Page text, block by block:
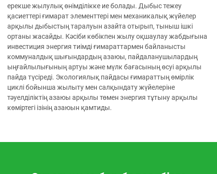
ерекше жылулық өнімділікке ие болады. Дыбыс тежеу
қасиеттері ғимарат элементтері мен механикалық жүйелер
арқылы дыбыстың таралуын азайта отырып, тыныш ішкі
ортаны жасайды. Кәсіби көбікпен жылу оқшаулау жабдығына
инвестиция энергия тиімді ғимараттармен байланысты
коммуналдық шығындардың азаюы, пайдаланушылардың
ыңғайлылығының артуы және мүлк бағасының өсуі арқылы
пайда түсіреді. Экологиялық пайдасы ғимараттың өмірлік
циклі бойынша жылыту мен салқындату жүйелеріне
тәуелділіктің азаюы арқылы төмен энергия тұтыну арқылы
көміртегі ізінің азаюын қамтиды.